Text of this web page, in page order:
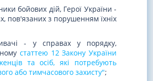
бойових дій, Герої України -
пов'язаних з порушенням їхніх
- у справах у порядку,
статтею 12 Закону України
та осіб, які потребують
або тимчасового захисту";